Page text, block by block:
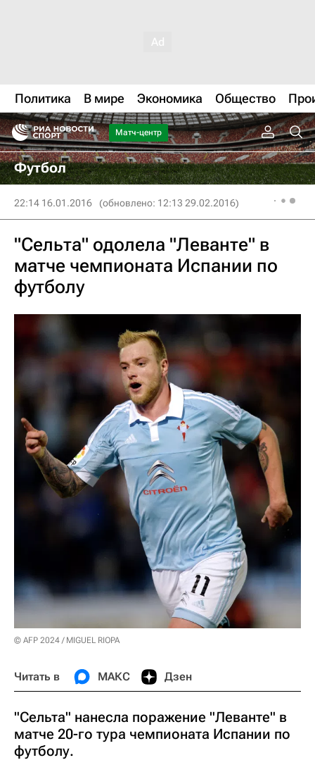
Политика В мире Экономика Общество
Матч-центр
Футбол
22:14 16.01.2016 (обновлено: 12:13 29.02.2016)
"Сельта" одолела "Леванте" в
матче чемпионата Испании по
футболу
© AFP 2024 / MIGUEL RIOPA
Читать в МАКС Дзен
"Сельта" нанесла поражение "Леванте" в
матче 20-го тура чемпионата Испании по
футболу.